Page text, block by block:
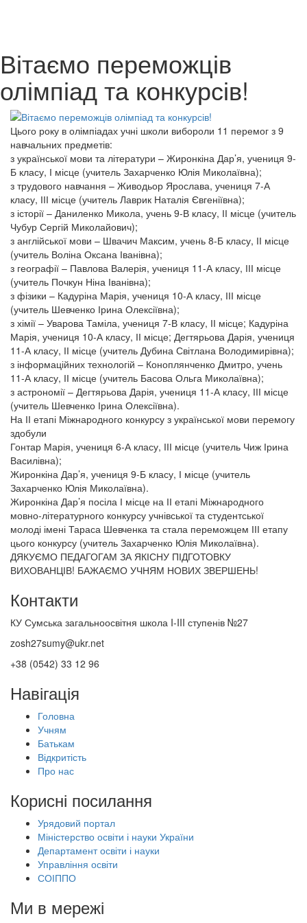
Вітаємо переможців
олімпіад та конкурсів!
Цього року в олімпіадах учні школи вибороли 11 перемог з 9
навчальних предметів:
з української мови та літератури – Жиронкіна Дар’я, учениця 9-
Б класу, І місце (учитель Захарченко Юлія Миколаївна);
з трудового навчання – Живодьор Ярослава, учениця 7-А
класу, ІІІ місце (учитель Лаврик Наталія Євгеніївна);
з історії – Даниленко Микола, учень 9-В класу, ІІ місце (учитель
Чубур Сергій Миколайович);
з англійської мови – Швачич Максим, учень 8-Б класу, ІІ місце
(учитель Воліна Оксана Іванівна);
з географії – Павлова Валерія, учениця 11-А класу, ІІІ місце
(учитель Почкун Ніна Іванівна);
з фізики – Кадуріна Марія, учениця 10-А класу, ІІІ місце
(учитель Шевченко Ірина Олексіївна);
з хімії – Уварова Таміла, учениця 7-В класу, ІІ місце; Кадуріна
Марія, учениця 10-А класу, ІІ місце; Дегтярьова Дарія, учениця
11-А класу, ІІ місце (учитель Дубина Світлана Володимирівна);
з інформаційних технологій – Коноплянченко Дмитро, учень
11-А класу, ІІ місце (учитель Басова Ольга Миколаївна);
з астрономії – Дегтярьова Дарія, учениця 11-А класу, ІІІ місце
(учитель Шевченко Ірина Олексіївна).
На ІІ етапі Міжнародного конкурсу з української мови перемогу
здобули
Гонтар Марія, учениця 6-А класу, ІІІ місце (учитель Чиж Ірина
Василівна);
Жиронкіна Дар’я, учениця 9-Б класу, І місце (учитель
Захарченко Юлія Миколаївна).
Жиронкіна Дар’я посіла І місце на ІІ етапі Міжнародного
мовно-літературного конкурсу учнівської та студентської
молоді імені Тараса Шевченка та стала переможцем ІІІ етапу
цього конкурсу (учитель Захарченко Юлія Миколаївна).
ДЯКУЄМО ПЕДАГОГАМ ЗА ЯКІСНУ ПІДГОТОВКУ
ВИХОВАНЦІВ! БАЖАЄМО УЧНЯМ НОВИХ ЗВЕРШЕНЬ!
Контакти
КУ Сумська загальноосвітня школа I-III ступенів №27
zosh27sumy@ukr.net
+38 (0542) 33 12 96
Навігація
Головна
Учням
Батькам
Відкритість
Про нас
Корисні посилання
Урядовий портал
Міністерство освіти і науки України
Департамент освіти і науки
Управління освіти
СОІППО
Ми в мережі